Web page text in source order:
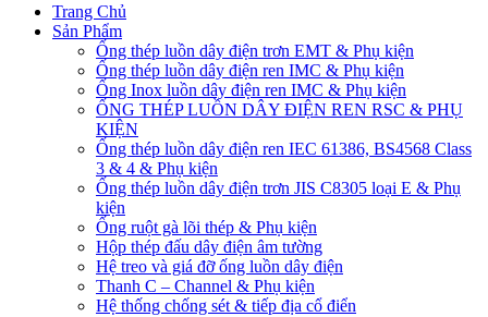
Trang Chủ
Sản Phẩm
Ống thép luồn dây điện trơn EMT & Phụ kiện
Ống thép luồn dây điện ren IMC & Phụ kiện
Ống Inox luồn dây điện ren IMC & Phụ kiện
ỐNG THÉP LUỒN DÂY ĐIỆN REN RSC & PHỤ
KIỆN
Ống thép luồn dây điện ren IEC 61386, BS4568 Class
3 & 4 & Phụ kiện
Ống thép luồn dây điện trơn JIS C8305 loại E & Phụ
kiện
Ống ruột gà lõi thép & Phụ kiện
Hộp thép đấu dây điện âm tường
Hệ treo và giá đỡ ống luồn dây điện
Thanh C – Channel & Phụ kiện
Hệ thống chống sét & tiếp địa cổ điển